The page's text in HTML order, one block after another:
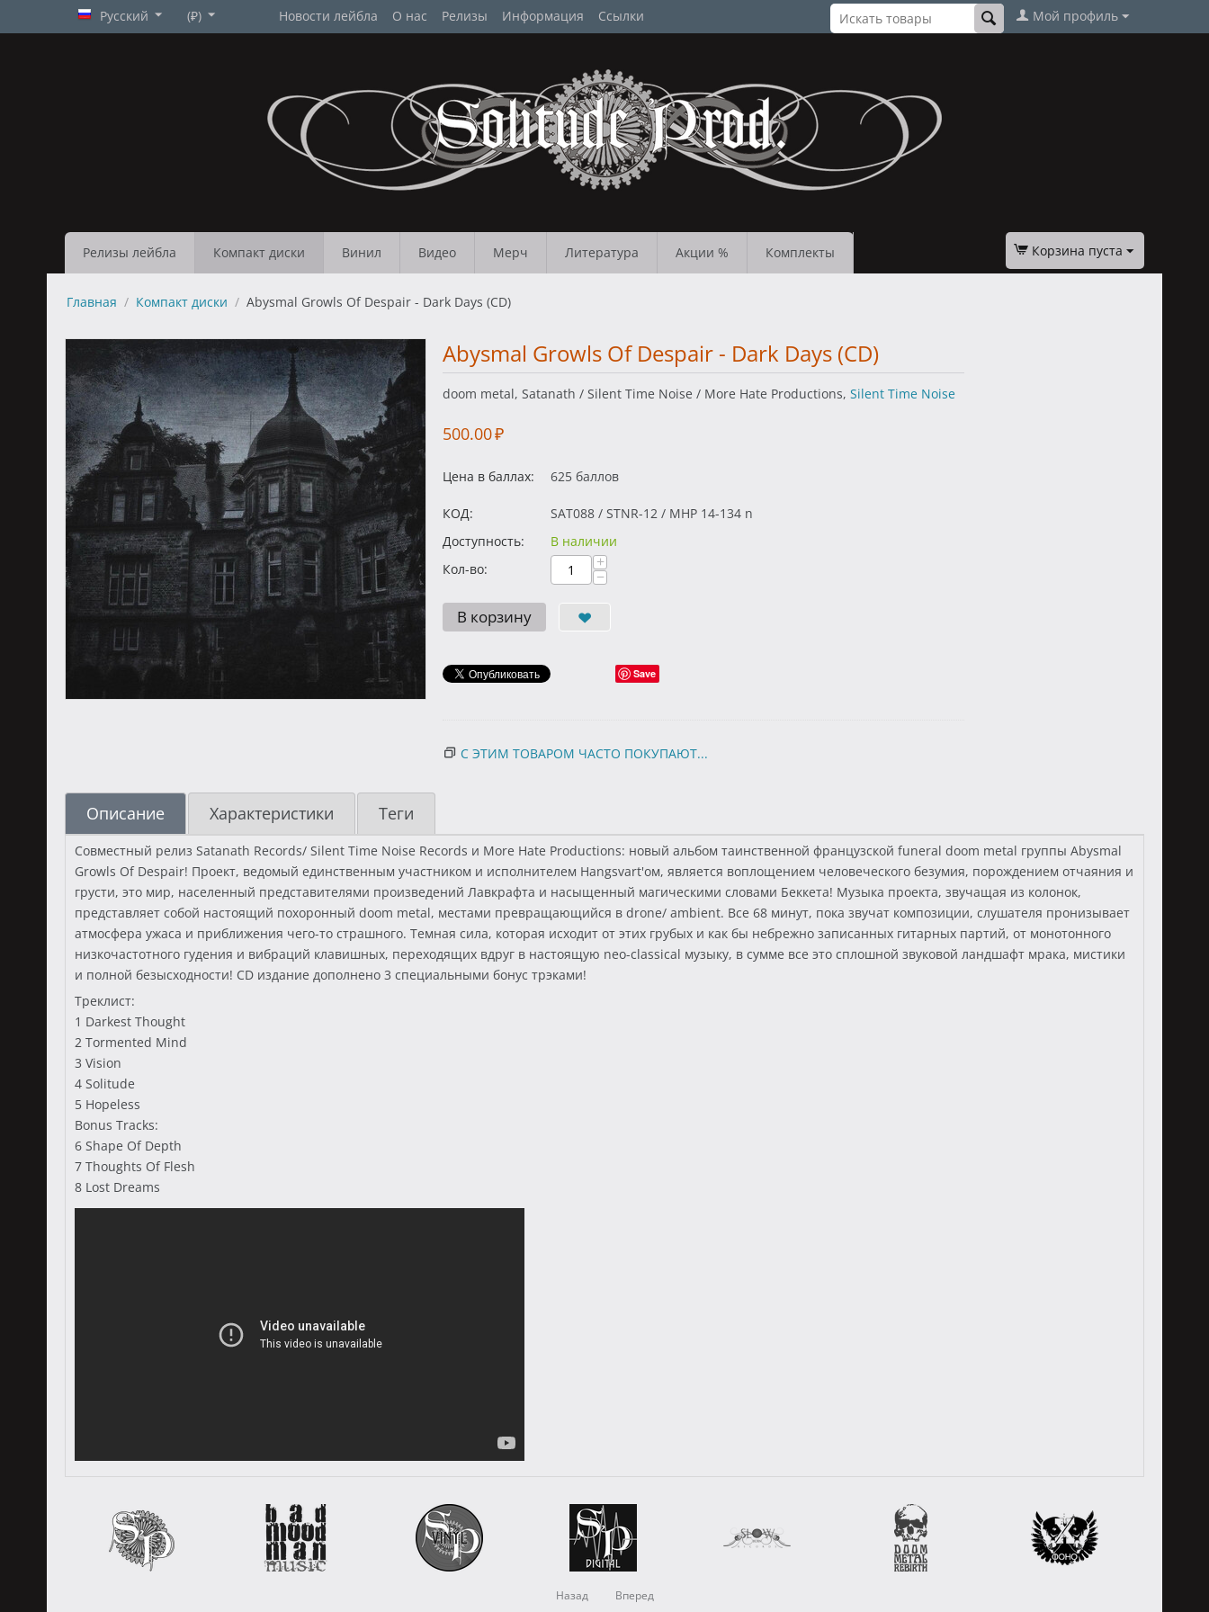
Русский (₽) Новости лейбла О нас Релизы Информация Ссылки Мой профиль
Релизы лейбла Компакт диски Винил Видео Мерч Литература Акции % Комплекты Корзина пуста
Главная / Компакт диски / Abysmal Growls Of Despair - Dark Days (CD)
Abysmal Growls Of Despair - Dark Days (CD)
doom metal, Satanath / Silent Time Noise / More Hate Productions, Silent Time Noise
500.00₽
Цена в баллах: 625 баллов
КОД:
SAT088 / STNR-12 / MHP 14-134 n
Доступность:
В наличии
Кол-во:
+
−
В корзину
Save
С ЭТИМ ТОВАРОМ ЧАСТО ПОКУПАЮТ...
Описание Характеристики Теги
Совместный релиз Satanath Records/ Silent Time Noise Records и More Hate Productions: новый альбом таинственной французской funeral doom metal группы Abysmal
Growls Of Despair! Проект, ведомый единственным участником и исполнителем Hangsvart'ом, является воплощением человеческого безумия, порождением отчаяния и
грусти, это мир, населенный представителями произведений Лавкрафта и насыщенный магическими словами Беккета! Музыка проекта, звучащая из колонок,
представляет собой настоящий похоронный doom metal, местами превращающийся в drone/ ambient. Все 68 минут, пока звучат композиции, слушателя пронизывает
атмосфера ужаса и приближения чего-то страшного. Темная сила, которая исходит от этих грубых и как бы небрежно записанных гитарных партий, от монотонного
низкочастотного гудения и вибраций клавишных, переходящих вдруг в настоящую neo-classical музыку, в сумме все это сплошной звуковой ландшафт мрака, мистики
и полной безысходности! CD издание дополнено 3 специальными бонус трэками!
Треклист:
1 Darkest Thought
2 Tormented Mind
3 Vision
4 Solitude
5 Hopeless
Bonus Tracks:
6 Shape Of Depth
7 Thoughts Of Flesh
8 Lost Dreams
Назад Вперед